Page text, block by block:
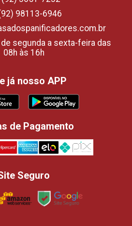
98113-6946
segunda a sexta-feira das
08h às 16h
já nosso APP
de Pagamento
Seguro